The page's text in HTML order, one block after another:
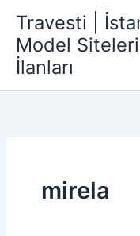
Travesti |
Model
İlanları
mirela